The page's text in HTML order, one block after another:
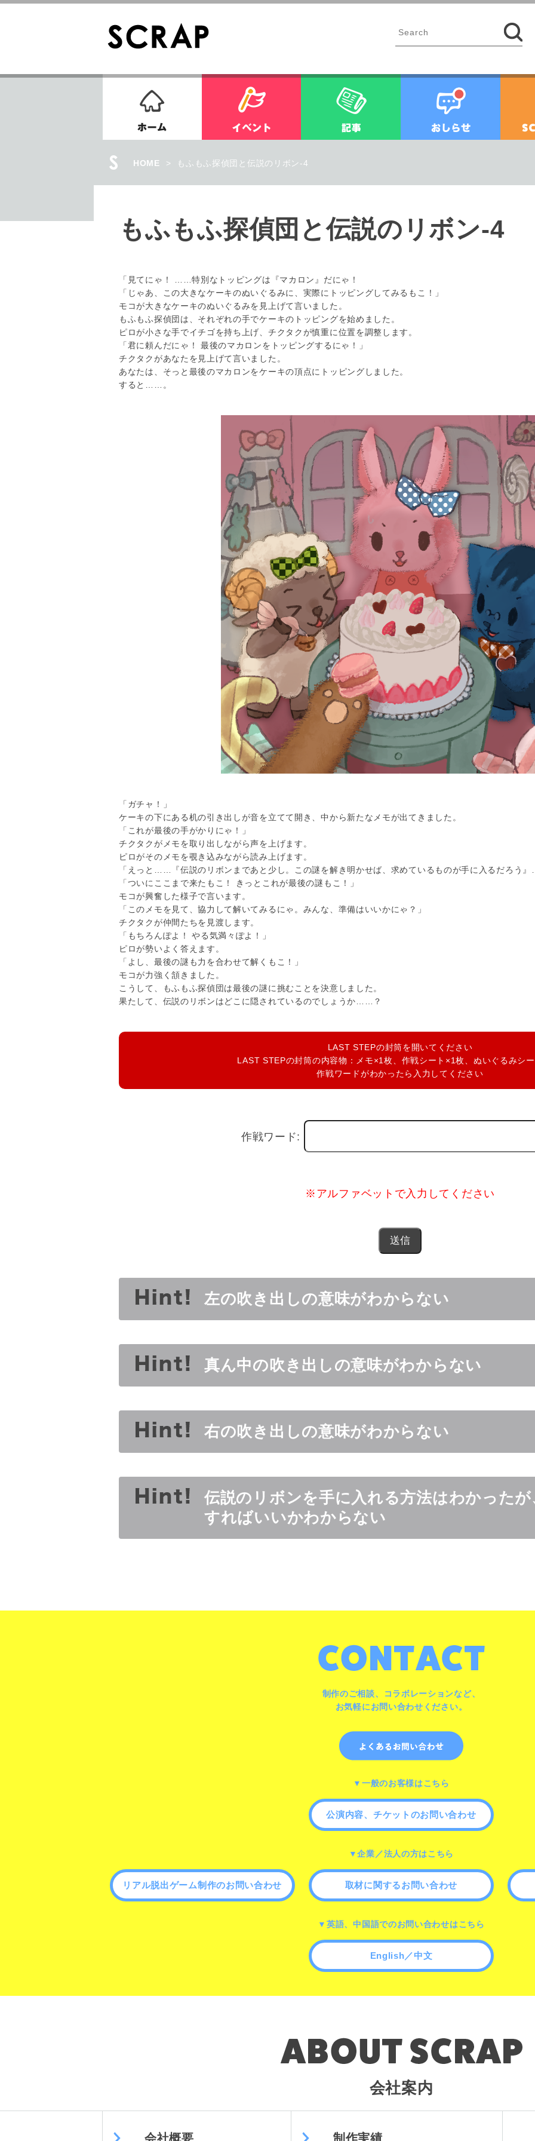
ホーム イベント 記事 お知らせ
HOME > もふもふ探偵団と伝説のリボン-4
もふもふ探偵団と伝説のリボン-4
「見てにゃ！ ……特別なトッピングは『マカロン』だにゃ！
「じゃあ、この大きなケーキのぬいぐるみに、実際にトッピングしてみるもこ！」
モコが大きなケーキのぬいぐるみを見上げて言いました。
もふもふ探偵団は、それぞれの手でケーキのトッピングを始めました。
ピロが小さな手でイチゴを持ち上げ、チクタクが慎重に位置を調整します。
「君に頼んだにゃ！ 最後のマカロンをトッピングするにゃ！」
チクタクがあなたを見上げて言いました。
あなたは、そっと最後のマカロンをケーキの頂点にトッピングしました。
すると……。
「ガチャ！」
ケーキの下にある机の引き出しが音を立てて開き、中から新たなメモが出てきました。
「これが最後の手がかりにゃ！」
チクタクがメモを取り出しながら声を上げます。
ピロがそのメモを覗き込みながら読み上げます。
「えっと……『伝説のリボンまであと少し。この謎を解き明かせば、求めているものが手に入るだろう
「ついにここまで来たもこ！ きっとこれが最後の謎もこ！」
モコが興奮した様子で言います。
「このメモを見て、協力して解いてみるにゃ。みんな、準備はいいかにゃ？」
チクタクが仲間たちを見渡します。
「もちろんぽよ！ やる気満々ぽよ！」
ピロが勢いよく答えます。
「よし、最後の謎も力を合わせて解くもこ！」
モコが力強く頷きました。
こうして、もふもふ探偵団は最後の謎に挑むことを決意しました。
果たして、伝説のリボンはどこに隠されているのでしょうか……？
LAST STEPの封筒を開いてください
LAST STEPの封筒の内容物：メモ×1枚、作戦シート×1枚、ぬいぐるみシ
作戦ワードがわかったら入力してください
作戦ワード:
※アルファベットで入力してください
左の吹き出しの意味がわからない
真ん中の吹き出しの意味がわからない
右の吹き出しの意味がわからない
伝説のリボンを手に入れる方法はわかった
すればいいかわからない
制作のご相談、コラボレーションなど、
お気軽にお問い合わせください。
▼一般のお客様はこちら
公演内容、チケットのお問い合わせ
▼企業／法人の方はこちら
リアル脱出ゲーム制作のお問い合わせ 取材に関するお問い合わせ
▼英語、中国語でのお問い合わせはこちら
English／中文
会社案内
会社概要 制作実績